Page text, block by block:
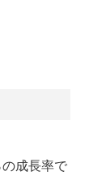
成長率で